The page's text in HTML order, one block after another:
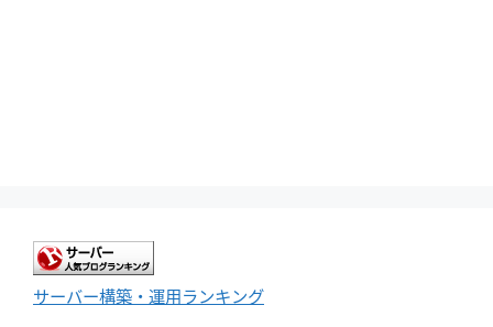
サーバー構築・運用ランキング